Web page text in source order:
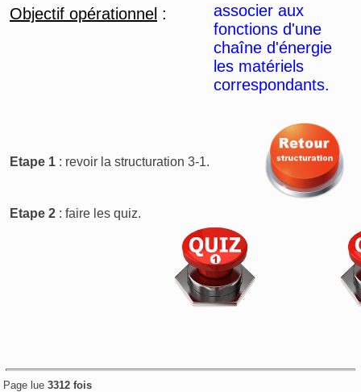
Objectif opérationnel :
associer aux
fonctions d'une
chaîne d'énergie
les matériels
correspondants.
Etape 1 : revoir la structuration 3-1.
Etape 2 : faire les quiz.
Page lue 3312 fois